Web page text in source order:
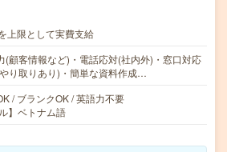
上限として実費支給
(顧客情報など)・電話応対(社内外)・窓口対応
り取りあり)・簡単な資料作成…
/ ブランクOK / 英語力不要
】ベトナム語